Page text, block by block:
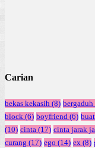
Carian
bekas kekasih (8) bergaduh
block (6) boyfriend (6)
(10) cinta (17) cinta jarak
curang (17) ego (14) ex (8)